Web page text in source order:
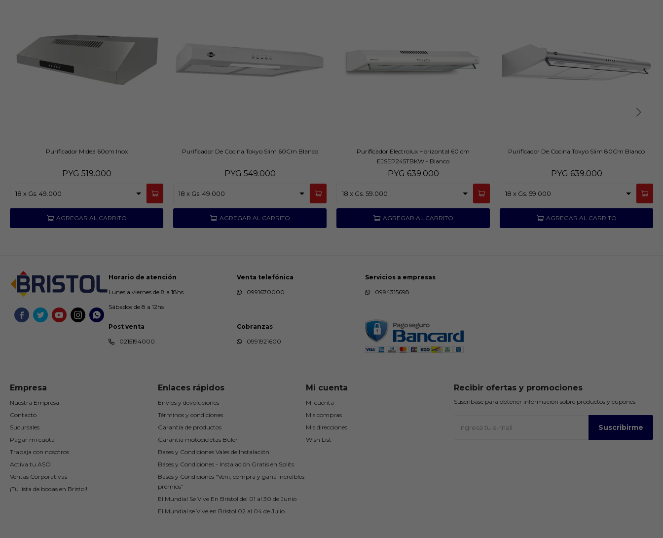
Purificador Midea 60cm Inox
PYG 519.000
Purificador De Cocina Tokyo Slim 60Cm Blanco
PYG 549.000
Purificador Electrolux Horizontal 60 cm
EJSEP245TBKW - Blanco
PYG 639.000
Purificador De Cocina Tokyo Slim 80Cm Blanco
PYG 639.000
    
Horario de atención
Lunes a viernes de 8 a 18hs
Sábados de 8 a 12hs
Venta telefónica
0991670000
Servicios a empresas
0994315698
Post venta
0215194000
Cobranzas
0991921600
Empresa
Nuestra Empresa
Contacto
Sucursales
Pagar mi cuota
Trabaja con nosotros
Activa tu ASO
Ventas Corporativas
¡Tu lista de bodas en Bristol!
Enlaces rápidos
Envíos y devoluciones
Términos y condiciones
Garantía de productos
Garantía motocicletas Buler
Bases y Condiciones Vales de Instalación
Bases y Condiciones - Instalación Gratis en Splits
Bases y Condiciones "Veni, compra y gana increíbles
premios"
El Mundial Se Vive En Bristol del 01 al 30 de Junio
El Mundial se Vive en Bristol 02 al 04 de Julio
Mi cuenta
Mi cuenta
Mis compras
Mis direcciones
Wish List
Recibir ofertas y promociones
Suscríbase para obtener información sobre productos y cupones
Suscribirme